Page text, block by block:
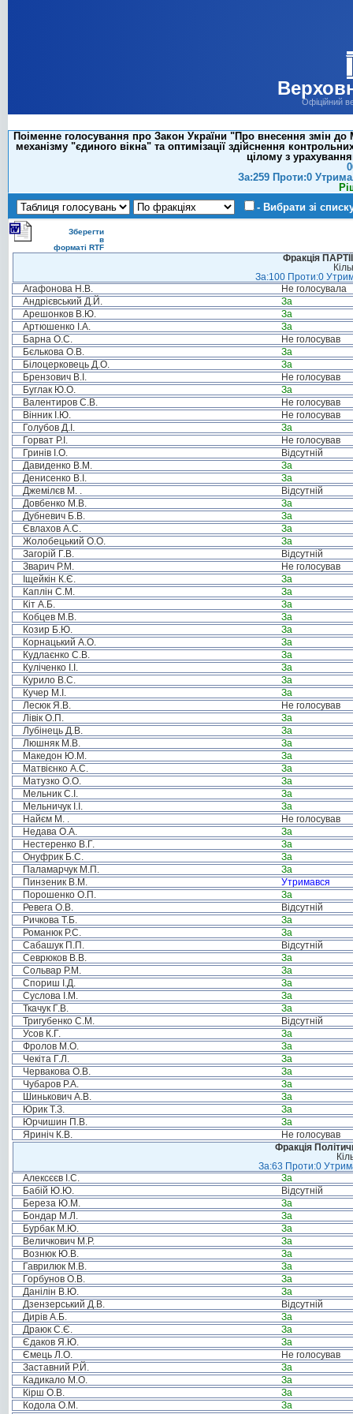
Офіційний
Поіменне голосування про Закон України "Про внесення змін
механізму "єдиного вікна" та оптимізації здійснення
цілому з
За:259 Проти:0
- Вибрати зі
Зберегти
в
форматі RTF
Фракція
За:100 Проти:0
Агафонова Н.В.
Не голосувала
Андрієвський Д.Й.
За
Арешонков В.Ю.
За
Артюшенко І.А.
За
Барна О.С.
Не голосував
Бєлькова О.В.
За
Білоцерковець Д.О.
За
Брензович В.І.
Не голосував
Буглак Ю.О.
За
Валентиров С.В.
Не голосував
Вінник І.Ю.
Не голосував
Голубов Д.І.
За
Горват Р.І.
Не голосував
Гринів І.О.
Відсутній
Давиденко В.М.
За
Денисенко В.І.
За
Джемілєв М. .
Відсутній
Довбенко М.В.
За
Дубневич Б.В.
За
Євлахов А.С.
За
Жолобецький О.О.
За
Загорій Г.В.
Відсутній
Зварич Р.М.
Не голосував
Іщейкін К.Є.
За
Каплін С.М.
За
Кіт А.Б.
За
Кобцев М.В.
За
Козир Б.Ю.
За
Корнацький А.О.
За
Кудлаєнко С.В.
За
Куліченко І.І.
За
Курило В.С.
За
Кучер М.І.
За
Лесюк Я.В.
Не голосував
Лівік О.П.
За
Лубінець Д.В.
За
Люшняк М.В.
За
Македон Ю.М.
За
Матвієнко А.С.
За
Матузко О.О.
За
Мельник С.І.
За
Мельничук І.І.
За
Найєм М. .
Не голосував
Недава О.А.
За
Нестеренко В.Г.
За
Онуфрик Б.С.
За
Паламарчук М.П.
За
Пинзеник В.М.
Утримався
Порошенко О.П.
За
Ревега О.В.
Відсутній
Ричкова Т.Б.
За
Романюк Р.С.
За
Сабашук П.П.
Відсутній
Севрюков В.В.
За
Сольвар Р.М.
За
Спориш І.Д.
За
Суслова І.М.
За
Ткачук Г.В.
За
Тригубенко С.М.
Відсутній
Усов К.Г.
За
Фролов М.О.
За
Чекіта Г.Л.
За
Червакова О.В.
За
Чубаров Р.А.
За
Шинькович А.В.
За
Юрик Т.З.
За
Юрчишин П.В.
За
Яриніч К.В.
Не голосував
Фракція
За:63 Проти:0
Алексєєв І.С.
За
Бабій Ю.Ю.
Відсутній
Береза Ю.М.
За
Бондар М.Л.
За
Бурбак М.Ю.
За
Величкович М.Р.
За
Вознюк Ю.В.
За
Гаврилюк М.В.
За
Горбунов О.В.
За
Данілін В.Ю.
За
Дзензерський Д.В.
Відсутній
Дирів А.Б.
За
Драюк С.Є.
За
Єдаков Я.Ю.
За
Ємець Л.О.
Не голосував
Заставний Р.Й.
За
Кадикало М.О.
За
Кірш О.В.
За
Кодола О.М.
За